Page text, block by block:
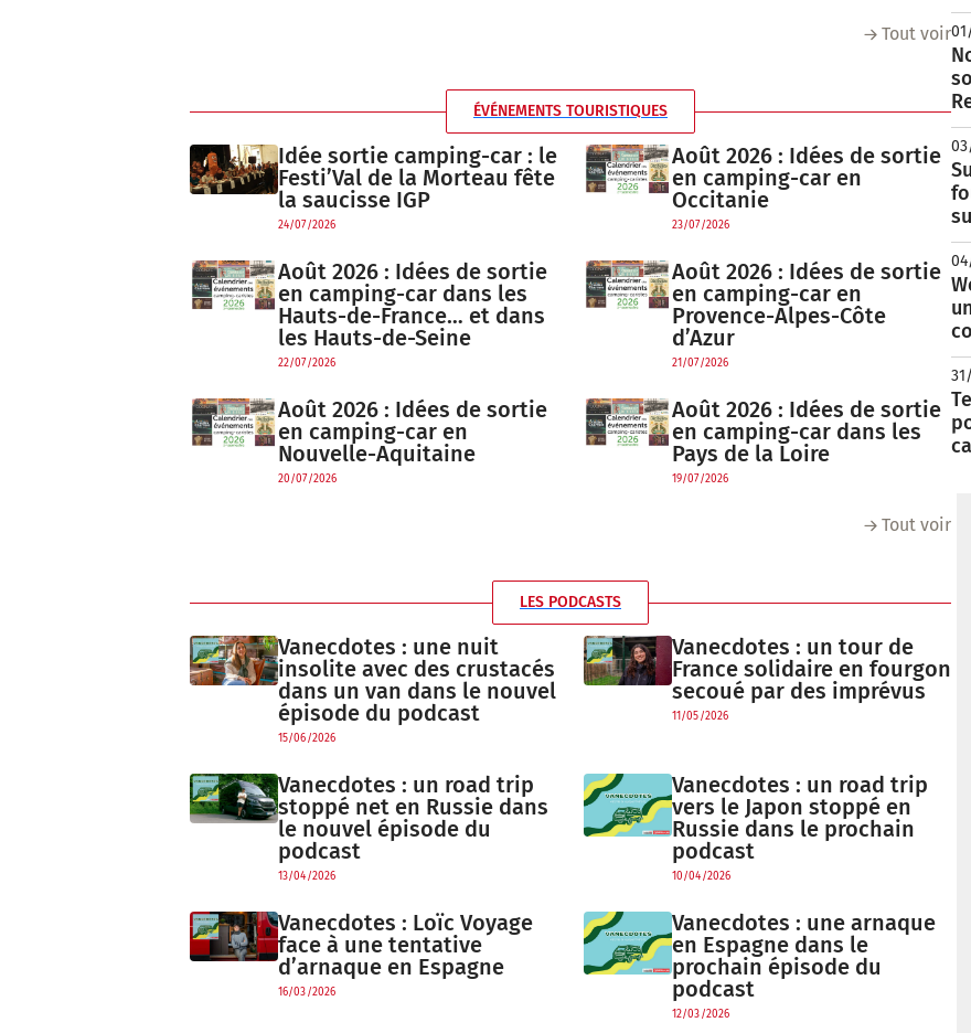
Tout voir
ÉVÉNEMENTS TOURISTIQUES
Idée sortie camping-car : le
Festi’Val de la Morteau fête
la saucisse IGP
24/07/2026
Août 2026 : Idées de sortie
en camping-car en
Occitanie
23/07/2026
Août 2026 : Idées de sortie
en camping-car dans les
Hauts-de-France… et dans
les Hauts-de-Seine
22/07/2026
Août 2026 : Idées de sortie
en camping-car en
Provence-Alpes-Côte
d’Azur
21/07/2026
Août 2026 : Idées de sortie
en camping-car en
Nouvelle-Aquitaine
20/07/2026
Août 2026 : Idées de sortie
en camping-car dans les
Pays de la Loire
19/07/2026
Tout voir
LES PODCASTS
Vanecdotes : une nuit
insolite avec des crustacés
dans un van dans le nouvel
épisode du podcast
15/06/2026
Vanecdotes : un tour de
France solidaire en fourgon
secoué par des imprévus
11/05/2026
Vanecdotes : un road trip
stoppé net en Russie dans
le nouvel épisode du
podcast
13/04/2026
Vanecdotes : un road trip
vers le Japon stoppé en
Russie dans le prochain
podcast
10/04/2026
Vanecdotes : Loïc Voyage
face à une tentative
d’arnaque en Espagne
16/03/2026
Vanecdotes : une arnaque
en Espagne dans le
prochain épisode du
podcast
12/03/2026